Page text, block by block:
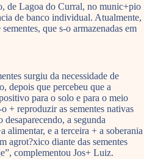
de Lagoa do Curral, no munic+pio
de banco individual. Atualmente,
que s-o armazenadas em
surgiu da necessidade de
depois que percebeu que a
para o solo e para o meio
+ reproduzir as sementes nativas
a segunda
alimentar, e a terceira + a soberania
agrot?xico diante das sementes
complementou Jos+ Luiz.